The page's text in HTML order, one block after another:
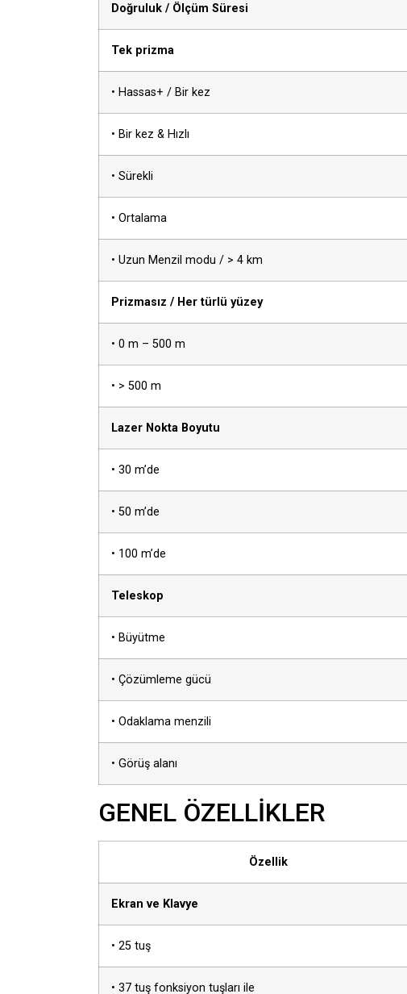
Doğruluk / Ölçüm Süresi
Tek prizma
• Hassas+ / Bir kez
• Bir kez & Hızlı
• Sürekli
• Ortalama
• Uzun Menzil modu / > 4 km
Prizmasız / Her türlü yüzey
• 0 m – 500 m
• > 500 m
Lazer Nokta Boyutu
• 30 m’de
• 50 m’de
• 100 m’de
Teleskop
• Büyütme
• Çözümleme gücü
• Odaklama menzili
• Görüş alanı
GENEL ÖZELLİKLER
Özellik
Ekran ve Klavye
• 25 tuş
• 37 tuş fonksiyon tuşları ile